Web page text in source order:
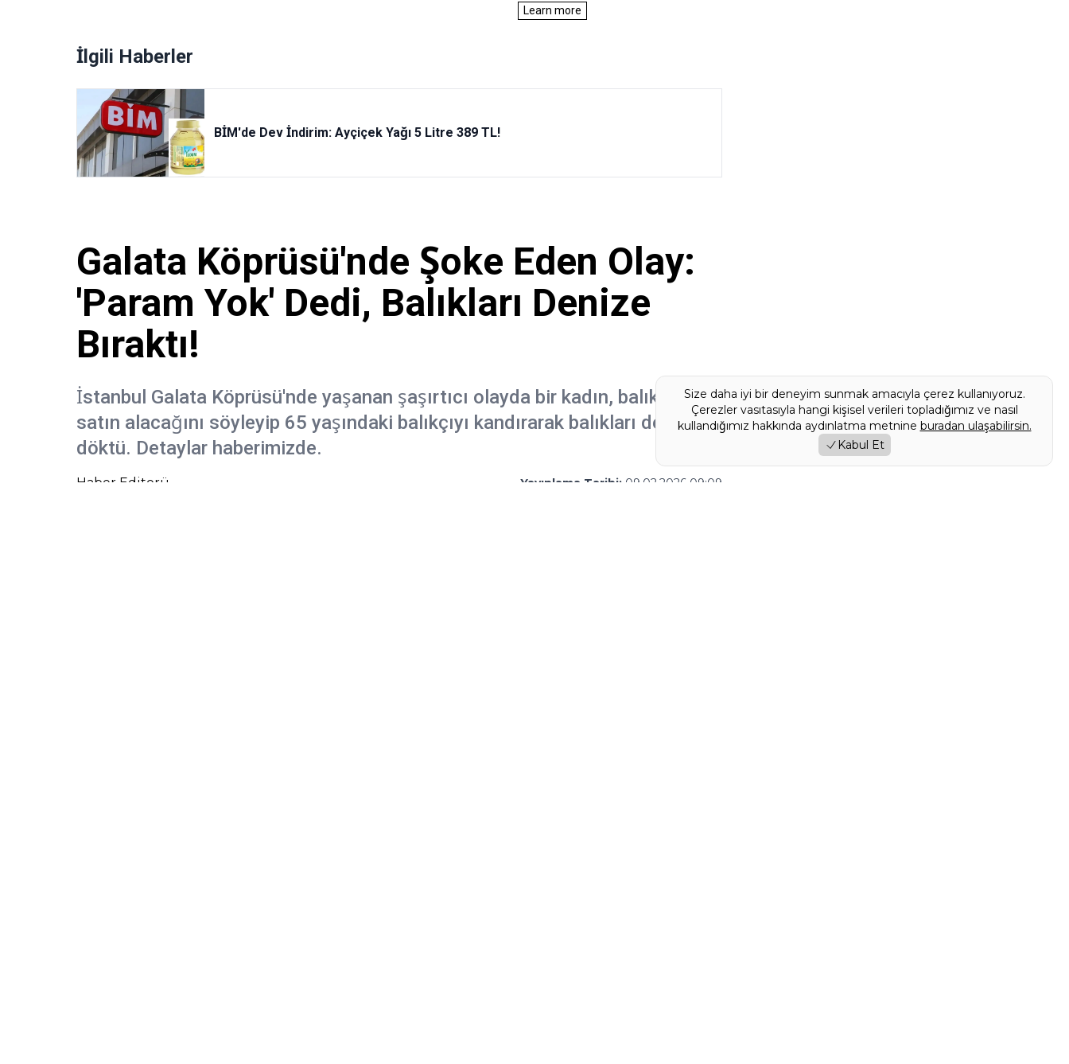
İlgili Haberler
BİM'de Dev İndirim: Ayçiçek Yağı 5 Litre 389 TL!
Galata Köprüsü'nde Şoke Eden Olay:
'Param Yok' Dedi, Balıkları Denize
Bıraktı!
İstanbul Galata Köprüsü'nde yaşanan şaşırtıcı olayda bir kadın, balıklarını
satın alacağını söyleyip 65 yaşındaki balıkçıyı kandırarak balıkları denize
döktü. Detaylar haberimizde.
Haber Editorü Yayınlama Tarihi: 09.02.2026 09:09
Size daha iyi bir deneyim sunmak amacıyla çerez kullanıyoruz.
Çerezler vasıtasıyla hangi kişisel verileri topladığımız ve nasıl
kullandığımız hakkında aydınlatma metnine buradan ulaşabilirsin.
Kabul Et